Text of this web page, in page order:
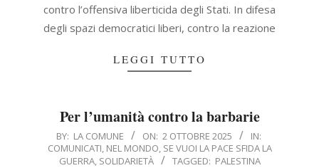
contro l’offensiva liberticida degli Stati. In difesa
degli spazi democratici liberi, contro la reazione
LEGGI TUTTO
Per l’umanità contro la barbarie
2025-
10-
BY: LA COMUNE ON: 2 OTTOBRE 2025
IN:
COMUNICATI, NEL MONDO, SE VUOI LA PACE SFIDA LA
GUERRA, SOLIDARIETÀ TAGGED: PALESTINA